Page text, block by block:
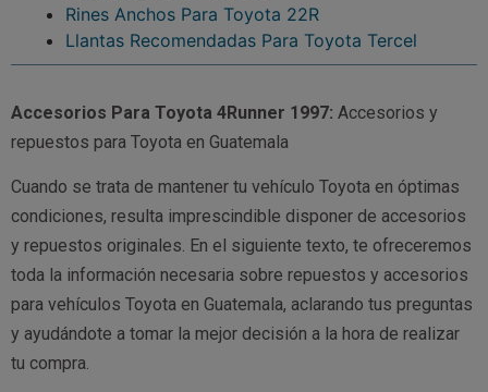
Rines Anchos Para Toyota 22R
Llantas Recomendadas Para Toyota Tercel
Accesorios Para Toyota 4Runner 1997: Accesorios y
repuestos para Toyota en Guatemala
Cuando se trata de mantener tu vehículo Toyota en óptimas
condiciones, resulta imprescindible disponer de accesorios
y repuestos originales. En el siguiente texto, te ofreceremos
toda la información necesaria sobre repuestos y accesorios
para vehículos Toyota en Guatemala, aclarando tus preguntas
y ayudándote a tomar la mejor decisión a la hora de realizar
tu compra.